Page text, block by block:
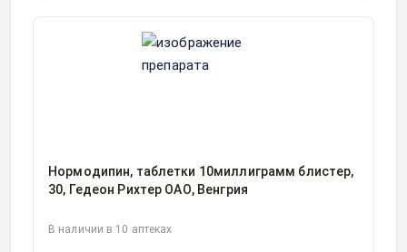
Нормодипин, таблетки 10миллиграмм блистер,
30, Гедеон Рихтер ОАО, Венгрия
В наличии в 10 аптеках